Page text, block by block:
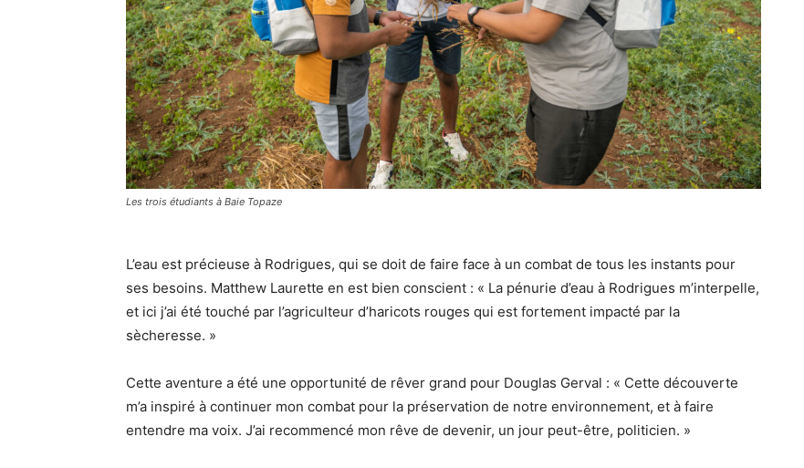
Les trois étudiants à Baie Topaze
L’eau est précieuse à Rodrigues, qui se doit de faire face à un combat de tous les instants pour
ses besoins. Matthew Laurette en est bien conscient : « La pénurie d’eau à Rodrigues m’interpelle,
et ici j’ai été touché par l’agriculteur d’haricots rouges qui est fortement impacté par la
sècheresse. »
Cette aventure a été une opportunité de rêver grand pour Douglas Gerval : « Cette découverte
m’a inspiré à continuer mon combat pour la préservation de notre environnement, et à faire
entendre ma voix. J’ai recommencé mon rêve de devenir, un jour peut-être, politicien. »